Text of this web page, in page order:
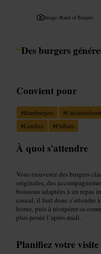
Image /Band of Burgers
“Des burgers
Convient pour
#Hamburgers #
#Londres #Fulham
À quoi s'attendre
Vous trouverez des burgers
originales, des
boissons adaptées à un repas
casual, il faut donc s’attendre
borne, puis à récupérer sa
plus posée l’après-midi.
Planifiez votre visite